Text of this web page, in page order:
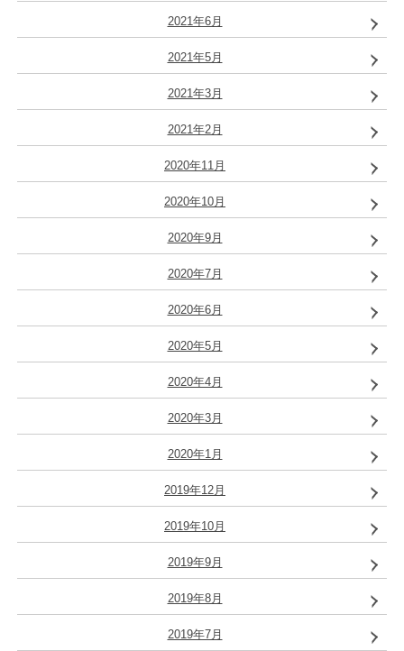
2021年6月
2021年5月
2021年3月
2021年2月
2020年11月
2020年10月
2020年9月
2020年7月
2020年6月
2020年5月
2020年4月
2020年3月
2020年1月
2019年12月
2019年10月
2019年9月
2019年8月
2019年7月